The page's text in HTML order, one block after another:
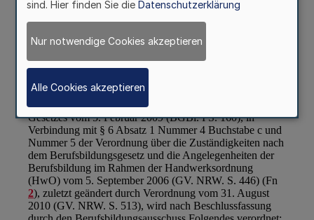
sind. Hier finden Sie die Datenschutzerklärung
Nur notwendige Cookies akzeptieren
Alle Cookies akzeptieren